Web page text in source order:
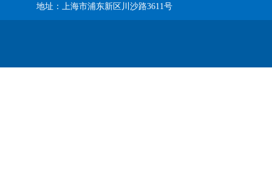
地址：上海市浦东新区川沙路3611号